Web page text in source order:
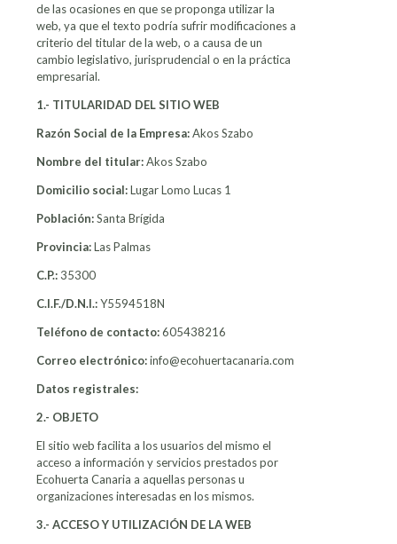
de las ocasiones en que se proponga utilizar la
web, ya que el texto podría sufrir modificaciones a
criterio del titular de la web, o a causa de un
cambio legislativo, jurisprudencial o en la práctica
empresarial.
1.- TITULARIDAD DEL SITIO WEB
Razón Social de la Empresa:Akos Szabo
Nombre del titular:Akos Szabo
Domicilio social:Lugar Lomo Lucas 1
Población:Santa Brígida
Provincia:Las Palmas
C.P.: 35300
C.I.F./D.N.I.:Y5594518N
Teléfono de contacto:605438216
Correo electrónico:info@ecohuertacanaria.com
Datos registrales:
2.- OBJETO
El sitio web facilita a los usuarios del mismo el
acceso a información y servicios prestados por
Ecohuerta Canaria a aquellas personas u
organizaciones interesadas en los mismos.
3.- ACCESO Y UTILIZACIÓN DE LA WEB